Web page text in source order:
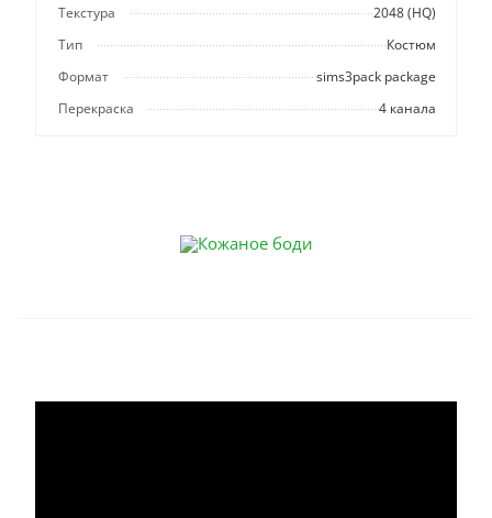
Текстура
2048 (HQ)
Тип
Костюм
Формат
sims3pack package
Перекраска
4 канала